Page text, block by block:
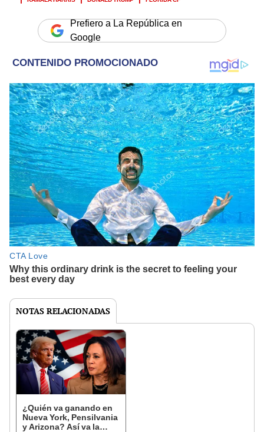
Prefiero a La República en
Google
NOTAS RELACIONADAS
¿Quién va ganando en
Nueva York, Pensilvania
y Arizona? Así va la